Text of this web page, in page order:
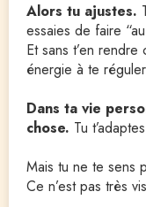
Alors tu ajustes.
essaies de faire
Et sans t’en
énergie à te
Dans ta vie
chose. Tu
Mais tu ne te sens
Ce n’est pas très